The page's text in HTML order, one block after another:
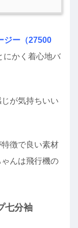
ジー（27500
にかく着心地バ
が気持ちいい
徴で良い素材
んは飛行機の
七分袖